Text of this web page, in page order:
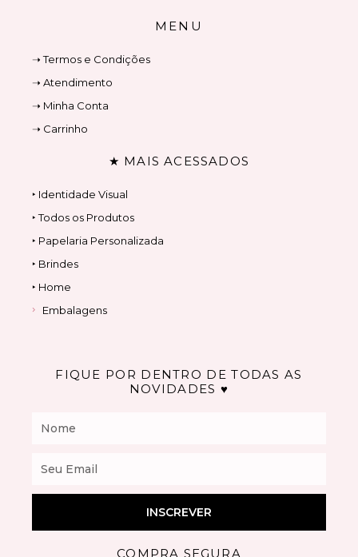
MENU
➝ Termos e Condições
➝ Atendimento
➝ Minha Conta
➝ Carrinho
★ MAIS ACESSADOS
‣ Identidade Visual
‣ Todos os Produtos
‣ Papelaria Personalizada
‣ Brindes
‣ Home
Embalagens
FIQUE POR DENTRO DE TODAS AS
NOVIDADES ♥
INSCREVER
COMPRA SEGURA